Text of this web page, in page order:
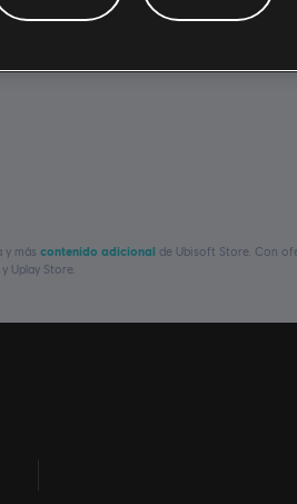
y más contenido adicional de Ubisoft Store. Con
Uplay Store.